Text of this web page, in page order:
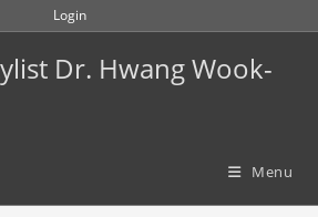
Login
Dr. Hwang Wook-
Menu